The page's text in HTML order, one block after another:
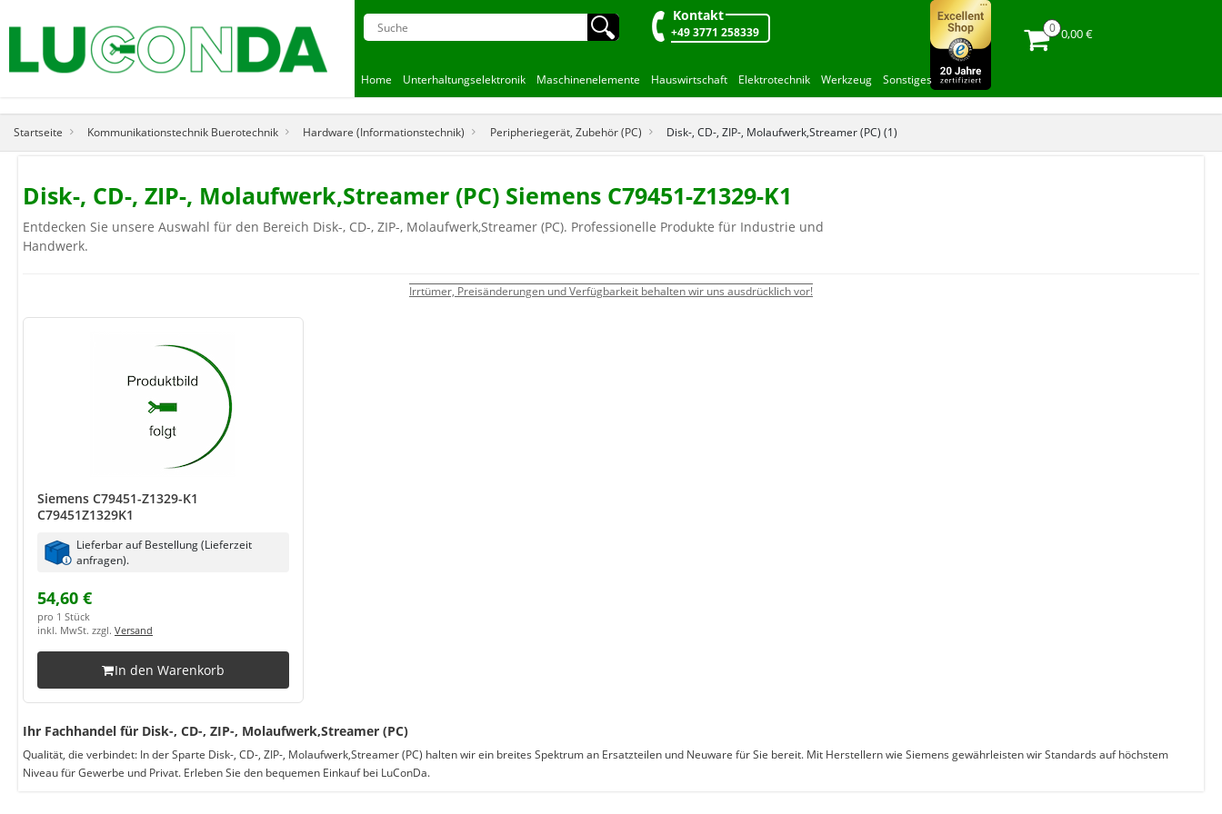
🔍︎ Kontakt
+49 3771 258339 0,00 €
Home Unterhaltungselektronik Maschinenelemente Hauswirtschaft Elektrotechnik Werkzeug Sonstiges
Startseite Kommunikationstechnik Buerotechnik Hardware (Informationstechnik) Peripheriegerät, Zubehör (PC) Disk-, CD-, ZIP-, Molaufwerk,Streamer (PC) (1)
Disk-, CD-, ZIP-, Molaufwerk,Streamer (PC) Siemens C79451-Z1329-K1
Entdecken Sie unsere Auswahl für den Bereich Disk-, CD-, ZIP-, Molaufwerk,Streamer (PC). Professionelle Produkte für Industrie und
Handwerk.
Irrtümer, Preisänderungen und Verfügbarkeit behalten wir uns ausdrücklich vor!
Siemens C79451-Z1329-K1
C79451Z1329K1
Lieferbar auf Bestellung (Lieferzeit
anfragen).
54,60 €
pro 1 Stück
inkl. MwSt. zzgl. Versand
In den Warenkorb
Ihr Fachhandel für Disk-, CD-, ZIP-, Molaufwerk,Streamer (PC)
Qualität, die verbindet: In der Sparte Disk-, CD-, ZIP-, Molaufwerk,Streamer (PC) halten wir ein breites Spektrum an Ersatzteilen und Neuware für Sie bereit. Mit Herstellern wie Siemens gewährleisten wir Standards auf höchstem
Niveau für Gewerbe und Privat. Erleben Sie den bequemen Einkauf bei LuConDa.